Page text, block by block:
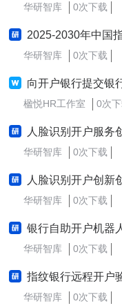
华研智库 0次下载
2025-2030年中国指纹银行远
华研智库 0次下载
向开户银行提交银
楹悦HR工作室 0次
人脸识别开户服务
华研智库 0次下载
人脸识别开户创新
华研智库 0次下载
银行自助开户机器
华研智库 0次下载
指纹银行远程开户
华研智库 0次下载